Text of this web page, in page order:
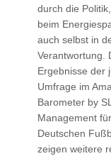
durch die
beim
auch selbst in
Verantwortung.
Ergebnisse der
Umfrage im
Barometer by
Management
Deutschen
zeigen weitere